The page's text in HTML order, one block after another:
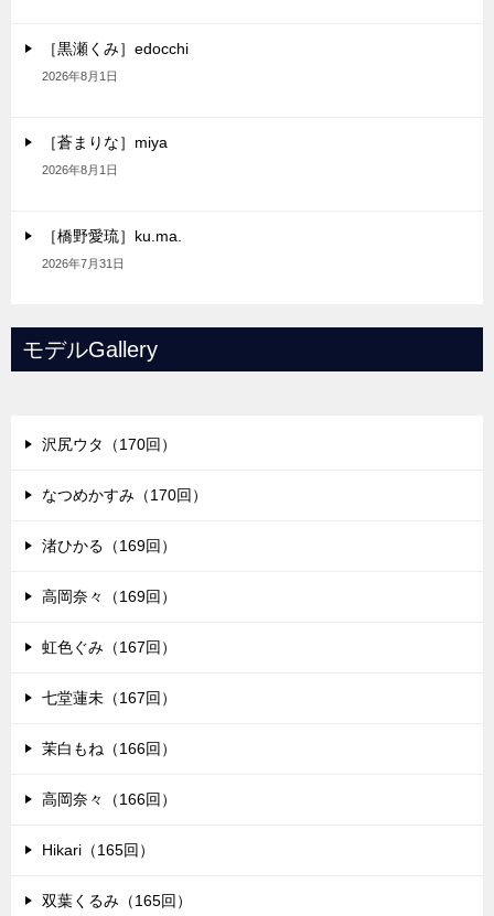
［黒瀬くみ］edocchi
2026年8月1日
［蒼まりな］miya
2026年8月1日
［橋野愛琉］ku.ma.
2026年7月31日
モデルGallery
沢尻ウタ（170回）
なつめかすみ（170回）
渚ひかる（169回）
高岡奈々（169回）
虹色ぐみ（167回）
七堂蓮未（167回）
茉白もね（166回）
高岡奈々（166回）
Hikari（165回）
双葉くるみ（165回）